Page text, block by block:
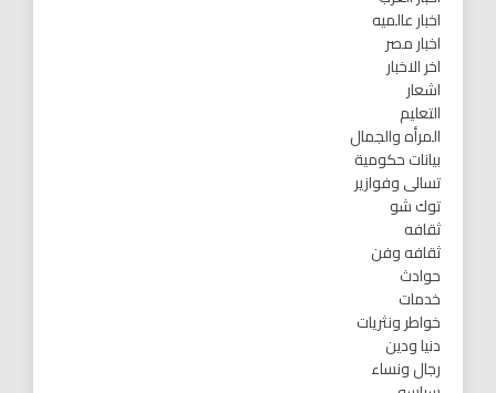
اخبار عالميه
اخبار مصر
اخر الاخبار
اشعار
التعليم
المرأه والجمال
بيانات حكومية
تسالى وفوازير
توك شو
ثقافه
ثقافه وفن
حوادث
خدمات
خواطر ونثريات
دنيا ودين
رجال ونساء